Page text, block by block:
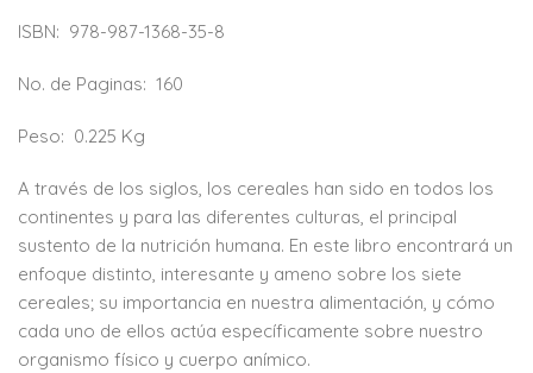
ISBN: 978-987-1368-35-8
No. de Paginas: 160
Peso: 0.225 Kg
A través de los siglos, los cereales han sido en todos los
continentes y para las diferentes culturas, el principal
sustento de la nutrición humana. En este libro encontrará un
enfoque distinto, interesante y ameno sobre los siete
cereales; su importancia en nuestra alimentación, y cómo
cada uno de ellos actúa específicamente sobre nuestro
organismo físico y cuerpo anímico.